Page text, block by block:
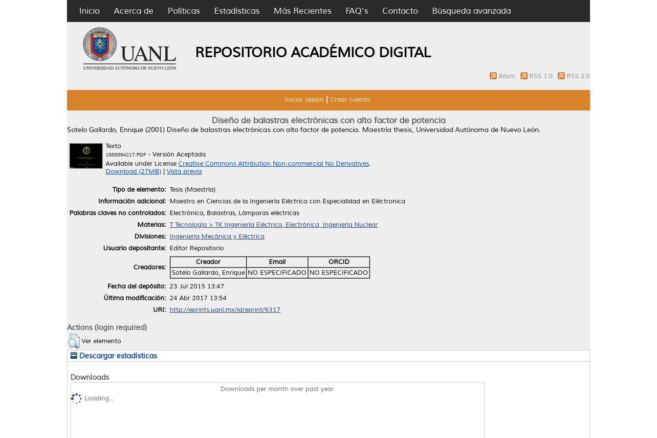
Inicio Acerca de Políticas Estadísticas Más Recientes FAQ's Contacto Búsqueda avanzada
REPOSITORIO ACADÉMICO DIGITAL
Atom RSS 1.0 RSS 2.0
Iniciar sesión Crear cuenta
Diseño de balastras electrónicas con alto factor de potencia
Sotelo Gallardo, Enrique (2001) Diseño de balastras electrónicas con alto factor de potencia. Maestría thesis, Universidad Autónoma de Nuevo León.
Texto
1080094217.PDF - Versión Aceptada
Available under License Creative Commons Attribution Non-commercial No Derivatives.
Download (27MB)
Vista previa
Tipo de elemento: Tesis (Maestría)
Información adicional: Maestro en Ciencias de la Ingeniería Eléctrica con Especialidad en Eléctronica
Palabras claves no controlados: Electrónica, Balastras, Lámparas eléctricas
Materias: T Tecnología > TK Ingeniería Eléctrica, Electrónica, Ingeniería Nuclear
Divisiones: Ingeniería Mecánica y Eléctrica
Usuario depositante: Editor Repositorio
Creadores:
Creador Email
ORCID
Sotelo Gallardo, Enrique NO ESPECIFICADO NO ESPECIFICADO
Fecha del depósito: 23 Jul 2015 13:47
Última modificación: 24 Abr 2017 13:54
URI: http://eprints.uanl.mx/id/eprint/6317
Actions (login required)
Ver elemento
Descargar estadísticas
Downloads
Downloads per month over past year
Loading...